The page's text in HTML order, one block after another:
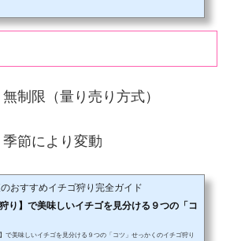
高設養液栽培）」とは？一言で言えば、高いところ（地面から１メ
イチゴを栽培する方法です。これまでイチゴの農園で多くみられ
、つまり土に直接イチゴの苗を植えて栽培す...
無制限（量り売り方式）
季節により変動
のおすすめイチゴ狩り完全ガイド
狩り】で美味しいイチゴを見分ける９つの「コ
】で美味しいイチゴを見分ける９つの「コツ」せっかくのイチゴ狩り